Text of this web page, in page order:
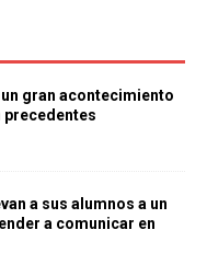
gran acontecimiento
a sus alumnos a un
a comunicar en